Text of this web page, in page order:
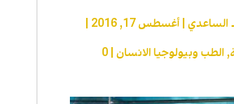
الساعدي| أغسطس 17, 2016
, الطب وبيولوجيا الانسان|
0